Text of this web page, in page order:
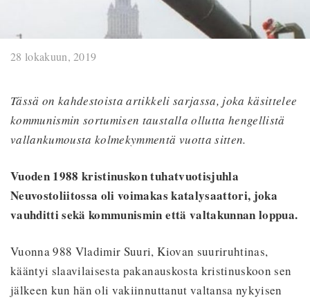
28 lokakuun, 2019
Tässä on kahdestoista artikkeli sarjassa, joka käsittelee
kommunismin sortumisen taustalla ollutta hengellistä
vallankumousta kolmekymmentä vuotta sitten.
Vuoden 1988 kristinuskon tuhatvuotisjuhla
Neuvostoliitossa oli voimakas katalysaattori, joka
vauhditti sekä kommunismin että valtakunnan loppua.
Vuonna 988 Vladimir Suuri, Kiovan suuriruhtinas,
kääntyi slaavilaisesta pakanauskosta kristinuskoon sen
jälkeen kun hän oli vakiinnuttanut valtansa nykyisen